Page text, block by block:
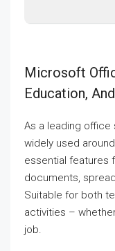
Microsoft
Education,
As a leading
widely used
essential features
documents,
Suitable for both
activities –
job.